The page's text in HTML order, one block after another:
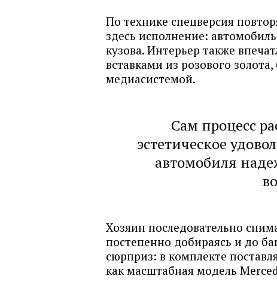
По технике спецверсия
здесь исполнение:
кузова. Интерьер также
вставками из розового
медиасистемой.
Сам процесс
эстетическое
автомобиля
Хозяин последовательно
постепенно добираясь и до
сюрприз: в комплекте
как масштабная модель